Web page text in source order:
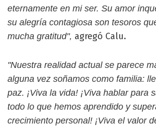
eternamente en mi ser. Su amor
su alegría contagiosa son tesoros
mucha gratitud", agregó Calu.
"Nuestra realidad actual se parece
alguna vez soñamos como familia:
paz. ¡Viva la vida! ¡Viva hablar para
todo lo que hemos aprendido y
crecimiento personal! ¡Viva el valor